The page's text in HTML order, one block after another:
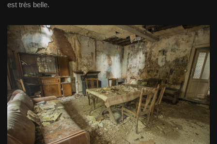
est très belle.